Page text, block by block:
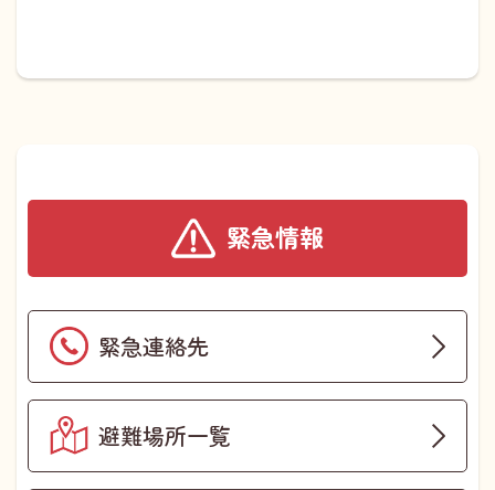
緊急情報
緊急連絡先
避難場所一覧